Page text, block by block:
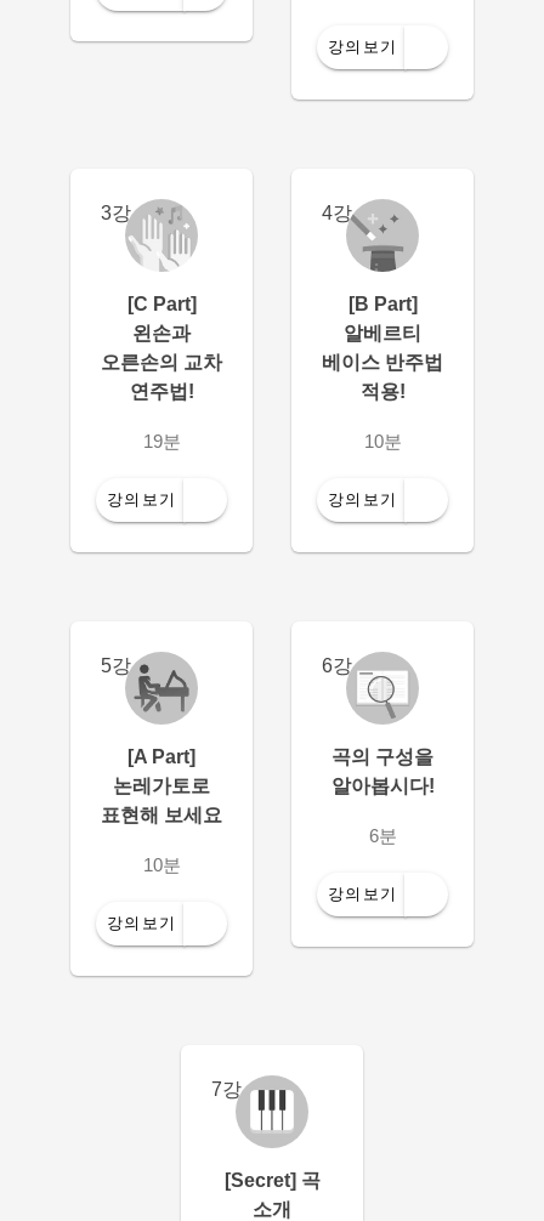
강의보기
3강
[C Part]
왼손과
오른손의 교차
연주법!
19분
강의보기
4강
[B Part]
알베르티
베이스 반주법
적용!
10분
강의보기
5강
[A Part]
논레가토로
표현해 보세요
10분
강의보기
6강
곡의 구성을
알아봅시다!
6분
강의보기
7강
[Secret] 곡
소개